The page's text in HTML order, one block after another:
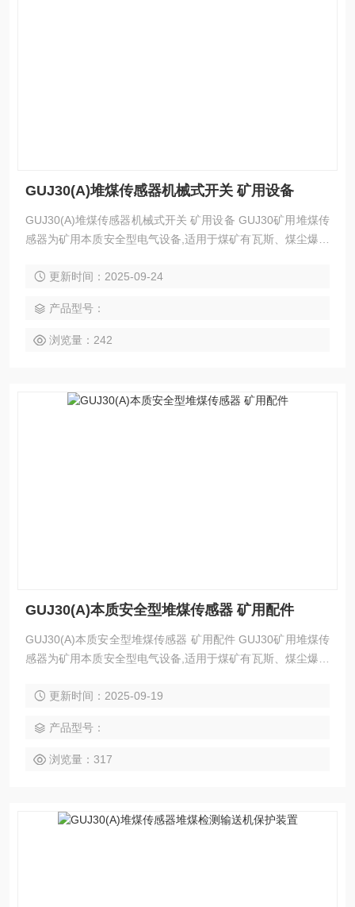
GUJ30(A)堆煤传感器机械式开关 矿用设备
GUJ30(A)堆煤传感器机械式开关 矿用设备 GUJ30矿用堆煤传
感器为矿用本质安全型电气设备,适用于煤矿有瓦斯、煤尘爆炸
更新时间：2025-09-24
产品型号：
浏览量：242
GUJ30(A)本质安全型堆煤传感器 矿用配件
GUJ30(A)本质安全型堆煤传感器 矿用配件 GUJ30矿用堆煤传
感器为矿用本质安全型电气设备,适用于煤矿有瓦斯、煤尘爆炸
更新时间：2025-09-19
产品型号：
浏览量：317